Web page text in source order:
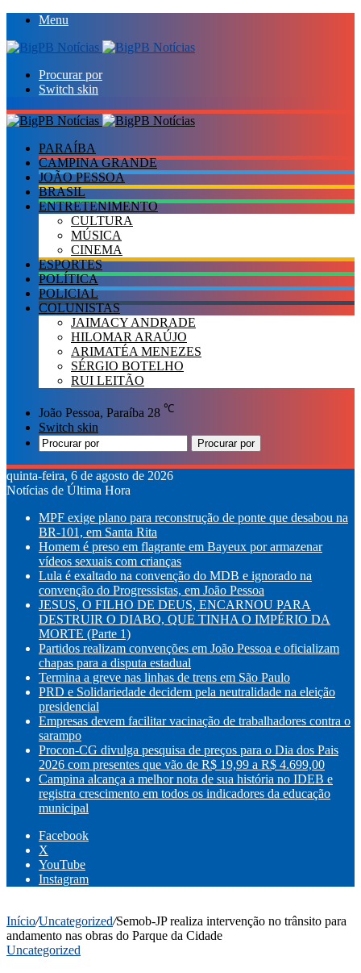
Menu
Procurar por
Switch skin
PARAÍBA
CAMPINA GRANDE
JOÃO PESSOA
BRASIL
ENTRETENIMENTO
CULTURA
MÚSICA
CINEMA
ESPORTES
POLÍTICA
POLICIAL
COLUNISTAS
JAIMACY ANDRADE
HILOMAR ARAÚJO
ARIMATÉA MENEZES
SÉRGIO BOTELHO
RUI LEITÃO
João Pessoa, Paraíba 28 ℃
Switch skin
Procurar por
quinta-feira, 6 de agosto de 2026
Notícias de Última Hora
MPF exige plano para reconstrução de ponte que desabou na
BR-101, em Santa Rita
Homem é preso em flagrante em Bayeux por armazenar
vídeos sexuais com crianças
Lula é exaltado na convenção do MDB e ignorado na
convenção do Progressistas, em João Pessoa
JESUS, O FILHO DE DEUS, ENCARNOU PARA
DESTRUIR O DIABO, QUE TINHA O IMPÉRIO DA
MORTE (Parte 1)
Partidos realizam convenções em João Pessoa e oficializam
chapas para a disputa estadual
Termina a greve nas linhas de trens em São Paulo
PRD e Solidariedade decidem pela neutralidade na eleição
presidencial
Empresas devem facilitar vacinação de trabalhadores contra o
sarampo
Procon-CG divulga pesquisa de preços para o Dia dos Pais
2026 com presentes que vão de R$ 19,99 a R$ 4.699,00
Campina alcança a melhor nota de sua história no IDEB e
registra crescimento em todos os indicadores da educação
municipal
Facebook
X
YouTube
Instagram
Início/Uncategorized/Semob-JP realiza intervenção no trânsito para
andamento nas obras do Parque da Cidade
Uncategorized